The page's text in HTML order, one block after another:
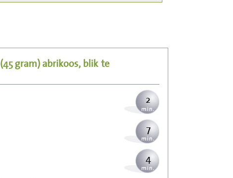
(45 gram)abrikoos, blik te
2
7
4